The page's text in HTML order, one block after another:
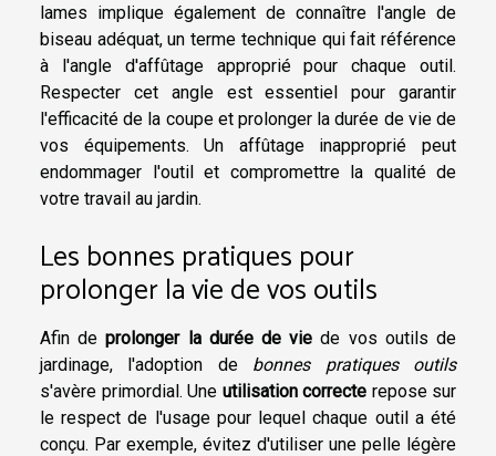
lames implique également de connaître l'angle de
biseau adéquat, un terme technique qui fait référence
à l'angle d'affûtage approprié pour chaque outil.
Respecter cet angle est essentiel pour garantir
l'efficacité de la coupe et prolonger la durée de vie de
vos équipements. Un affûtage inapproprié peut
endommager l'outil et compromettre la qualité de
votre travail au jardin.
Les bonnes pratiques pour
prolonger la vie de vos outils
Afin deprolonger la durée de vie de vos outils de
jardinage, l'adoption de bonnes pratiques outils
s'avère primordial. Une utilisation correcte repose sur
le respect de l'usage pour lequel chaque outil a été
conçu. Par exemple, évitez d'utiliser une pelle légère